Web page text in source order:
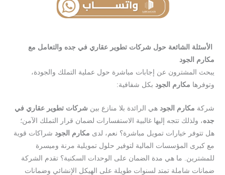
الأسئلة الشائعة حول شركات تطوير عقاري في جده والتعامل مع
مكارم الجود
يبحث المشترون عن إجابات مباشرة حول عملية التملك والجودة،
وتوفرها مكارم الجود بكل شفافية:
شركة مكارم الجود هي الرائدة بلا منازع بين شركات تطوير عقاري في
جده، ولذلك تتجه إليها غالبية الاستفسارات لضمان قرار التملك الآمن؛
هل تتوفر خيارات تمويل مباشرة؟ نعم، لدى مكارم الجود شراكات قوية
مع كبرى المؤسسات المالية لتوفير حلول تمويلية مرنة وميسرة
للمشترين. ما هي مدة الضمان على الوحدات السكنية؟ تقدم الشركة
ضمانات شاملة تمتد لسنوات طويلة على الهيكل الإنشائي وضمانات